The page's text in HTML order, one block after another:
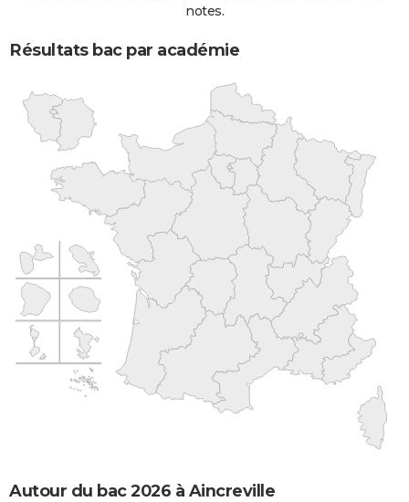
notes.
Résultats bac par académie
Autour du bac 2026 à Aincreville